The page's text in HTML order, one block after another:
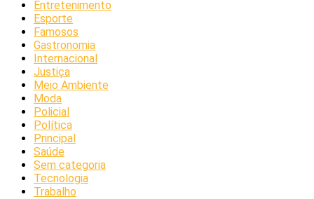
Entretenimento
Esporte
Famosos
Gastronomia
Internacional
Justiça
Meio Ambiente
Moda
Policial
Política
Principal
Saúde
Sem categoria
Tecnologia
Trabalho